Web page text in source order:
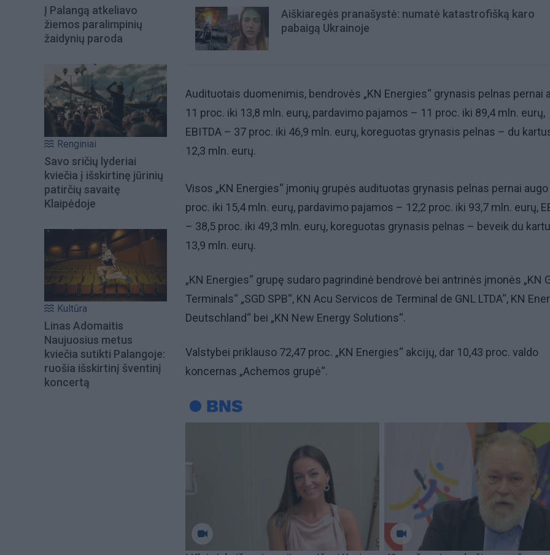
Į Palangą atkeliavo
žiemos paralimpinių
žaidynių paroda
Renginiai
Savo sričių lyderiai
kviečia į išskirtinę jūrinių
patirčių savaitę
Klaipėdoje
Kultūra
Linas Adomaitis
Naujuosius metus
kviečia sutikti Palangoje:
ruošia išskirtinį šventinį
koncertą
Aiškiaregės pranašystė: numatė katastrofišką karo
pabaigą Ukrainoje
Audituotais duomenimis, bendrovės „KN Energies“ grynasis pelnas pernai
11 proc. iki 13,8 mln. eurų, pardavimo pajamos – 11 proc. iki 89,4 mln. eurų,
EBITDA – 37 proc. iki 46,9 mln. eurų, koreguotas grynasis pelnas – du
12,3 mln. eurų.
Visos „KN Energies“ įmonių grupės audituotas grynasis pelnas pernai augo
proc. iki 15,4 mln. eurų, pardavimo pajamos – 12,2 proc. iki 93,7 mln. eurų,
– 38,5 proc. iki 49,3 mln. eurų, koreguotas grynasis pelnas – beveik du
13,9 mln. eurų.
„KN Energies“ grupę sudaro pagrindinė bendrovė bei antrinės įmonės „KN
Terminals“ „SGD SPB“, KN Acu Servicos de Terminal de GNL LTDA“, KN
Deutschland“ bei „KN New Energy Solutions“.
Valstybei priklauso 72,47 proc. „KN Energies“ akcijų, dar 10,43 proc. valdo
koncernas „Achemos grupė“.